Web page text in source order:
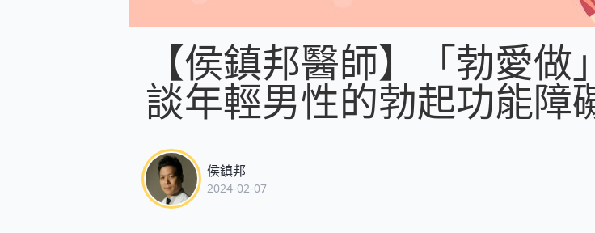
【侯鎮邦醫師】「勃愛
談年輕男性的勃起功能障
侯鎮邦
2024-02-07